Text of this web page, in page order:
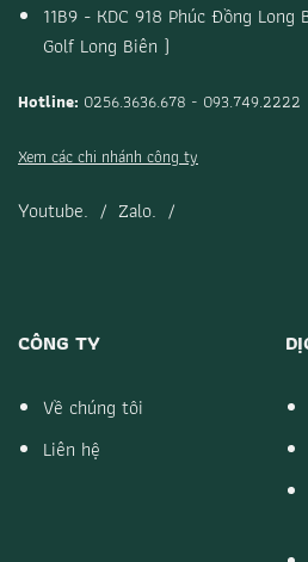
11B9 - KDC 918 Phúc Đồng
Golf Long Biên )
Hotline: 0256.3636.678 - 093.749.2222
Xem các chi nhánh công ty
Youtube. / Zalo. /
CÔNG TY
Về chúng tôi
Liên hệ